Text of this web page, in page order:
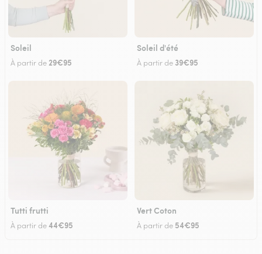
Soleil
À partir de 29€95
Soleil d'été
À partir de 39€95
Tutti frutti
À partir de44€95
Vert Coton
À partir de 54€95